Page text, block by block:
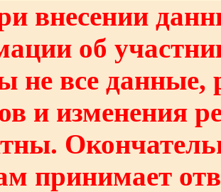
внесении
об
не все
и изменения
принимает